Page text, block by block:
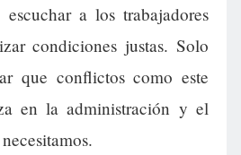
a los trabajadores
condiciones justas. Solo
que conflictos como este
en la administración y el